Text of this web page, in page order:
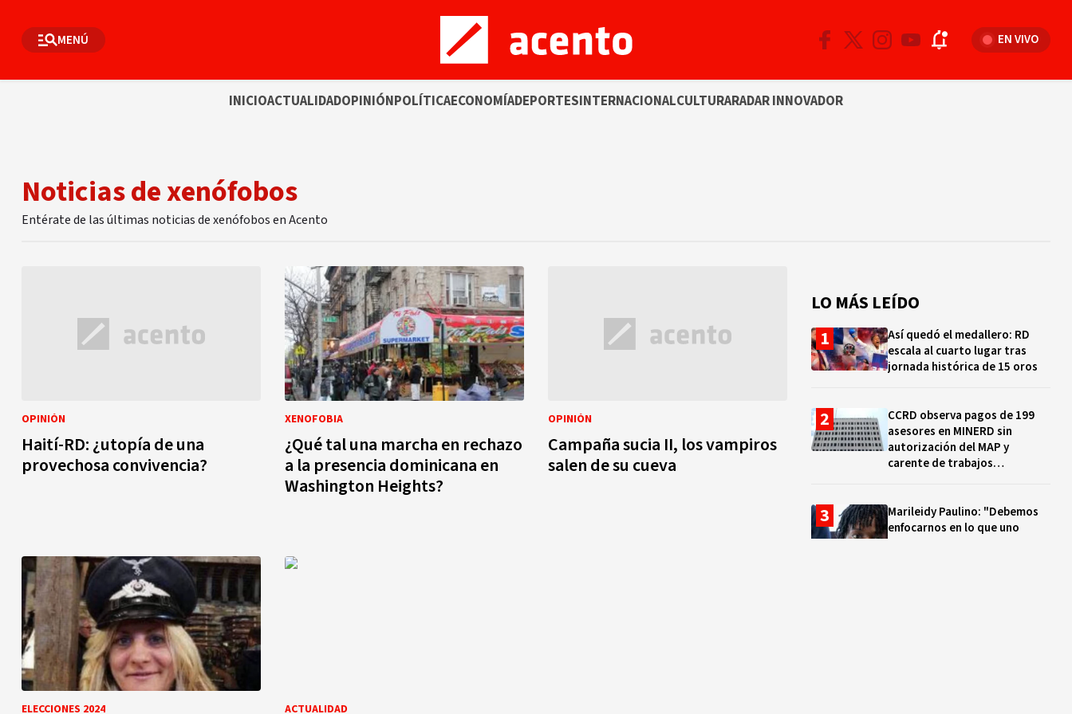
MENÚ EN VIVO
INICIOACTUALIDADOPINIÓNPOLÍTICAECONOMÍADEPORTESINTERNACIONALCULTURARADAR INNOVADOR
Noticias de xenófobos
Entérate de las últimas noticias de xenófobos en Acento
OPINIÓN
Haití-RD: ¿utopía de una
provechosa convivencia?
XENOFOBIA
¿Qué tal una marcha en rechazo
a la presencia dominicana en
Washington Heights?
OPINIÓN
Campaña sucia II, los vampiros
salen de su cueva
ELECCIONES 2024 ACTUALIDAD
LO MÁS LEÍDO
Así quedó el medallero: RD
escala al cuarto lugar tras
jornada histórica de 15 oros
CCRD observa pagos de 199
asesores en MINERD sin
autorización del MAP y
carente de trabajos
Marileidy Paulino: "Debemos
enfocarnos en lo que uno